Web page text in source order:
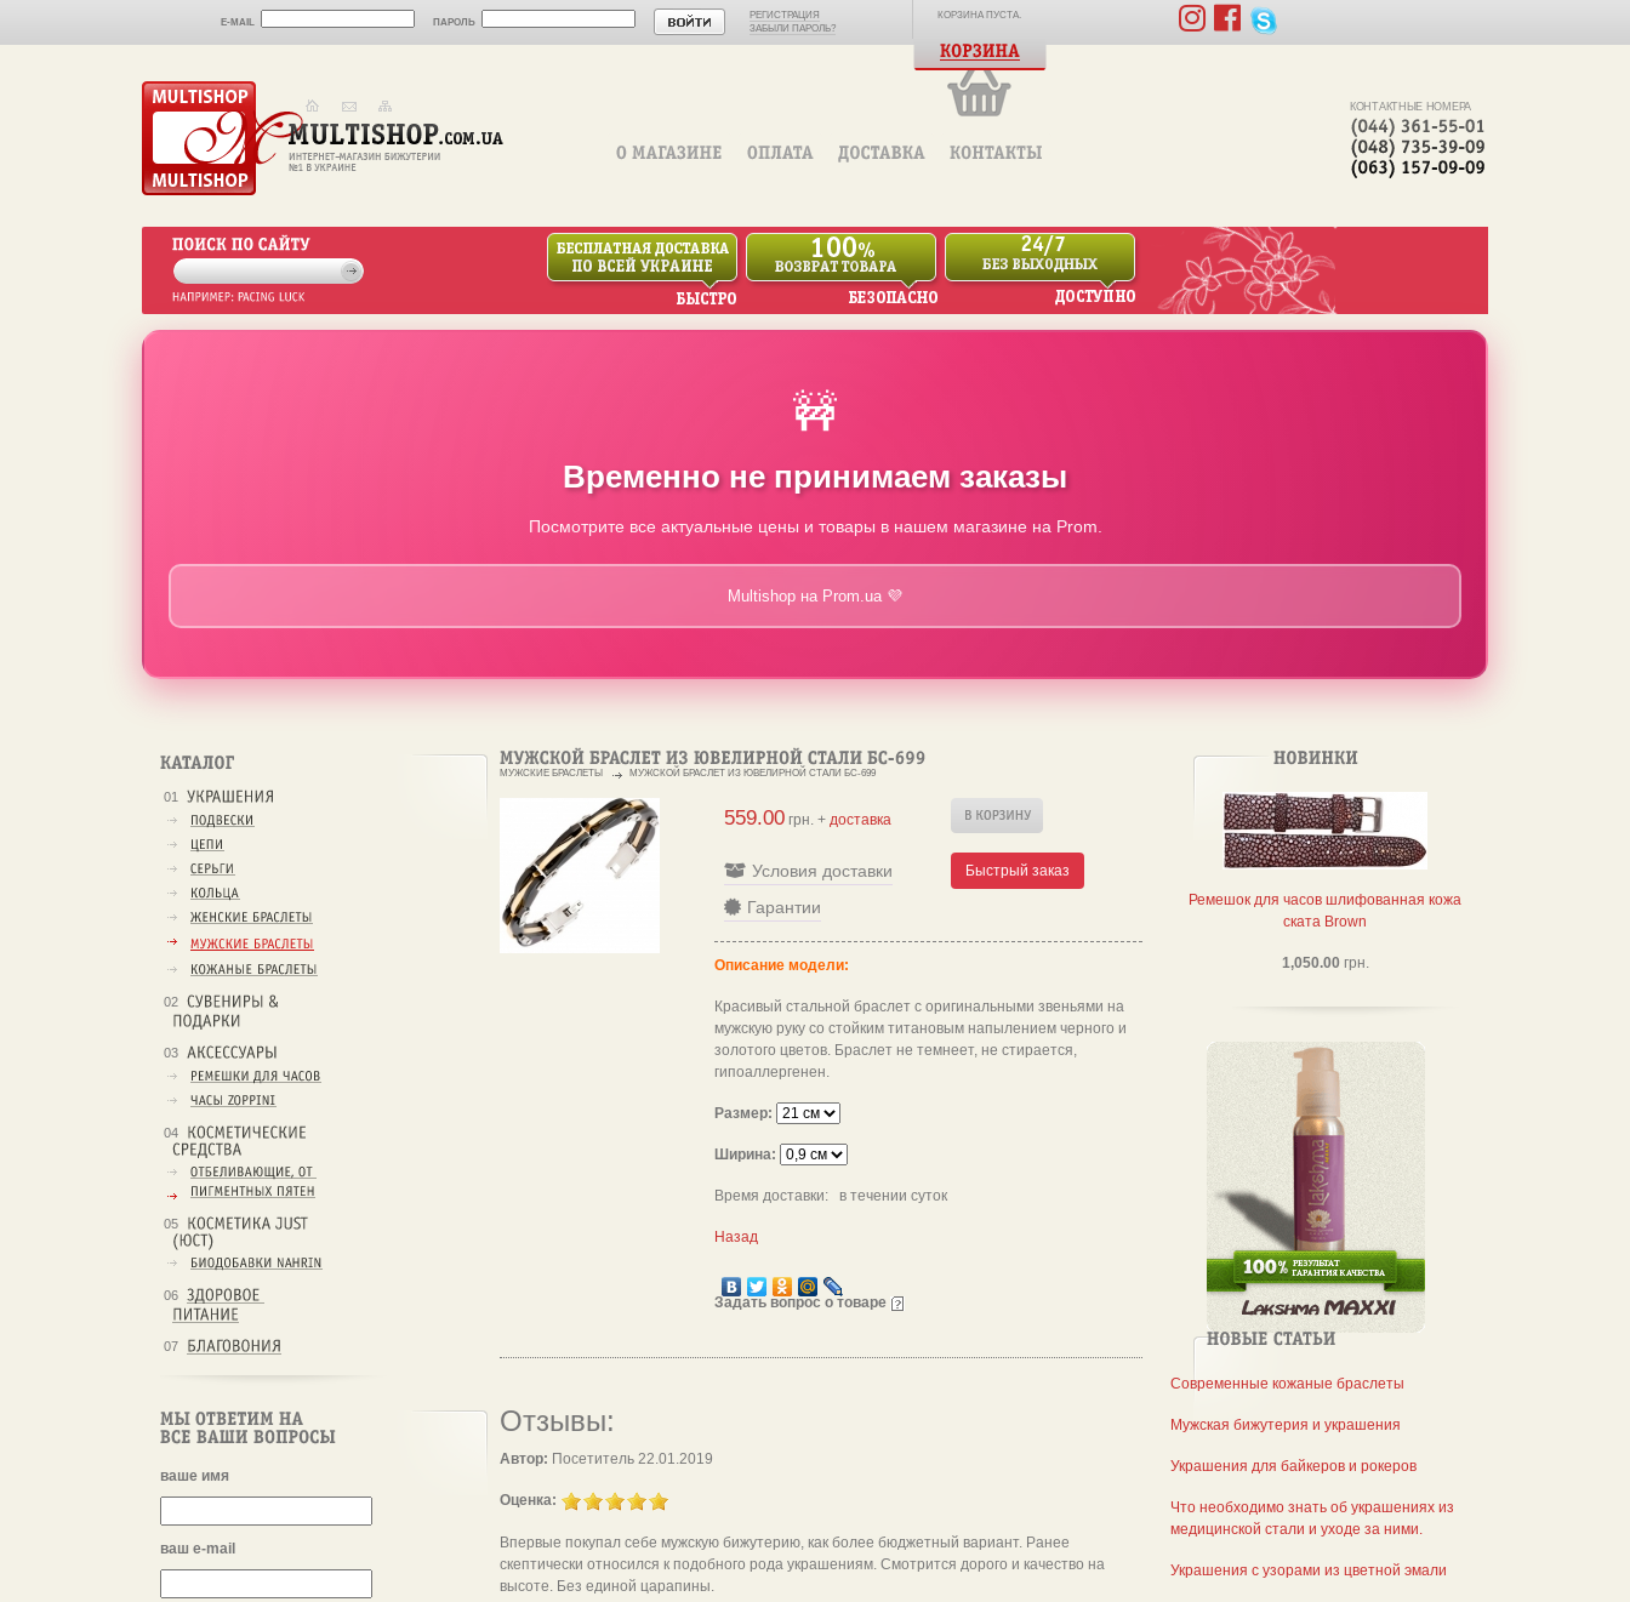
E-MAIL ПАРОЛЬ
РЕГИСТРАЦИЯ
ЗАБЫЛИ ПАРОЛЬ?
КОРЗИНА ПУСТА.
КОНТАКТНЫЕ НОМЕРА
🚧
Временно не принимаем заказы
Посмотрите все актуальные цены и товары в нашем магазине на Prom.
Multishop на Prom.ua 💜
01
02
03
04
05
06
07
ваше имя
ваш e-mail
МУЖСКИЕ БРАСЛЕТЫ МУЖСКОЙ БРАСЛЕТ ИЗ ЮВЕЛИРНОЙ СТАЛИ БС-699
559.00грн. + доставка
Условия доставки
Гарантии
Быстрый заказ
Описание модели:
Красивый стальной браслет с оригинальными звеньями на
мужскую руку со стойким титановым напылением черного и
золотого цветов. Браслет не темнеет, не стирается,
гипоаллергенен.
Размер:
Ширина:
Время доставки: в течении суток
Назад
Задать вопрос о товаре
Отзывы:
Автор: Посетитель 22.01.2019
Оценка:
Впервые покупал себе мужскую бижутерию, как более бюджетный вариант. Ранее
скептически относился к подобного рода украшениям. Смотрится дорого и качество на
высоте. Без единой царапины.
Ремешок для часов шлифованная кожа
ската Brown
1,050.00 грн.
Современные кожаные браслеты
Мужская бижутерия и украшения
Украшения для байкеров и рокеров
Что необходимо знать об украшениях из
медицинской стали и уходе за ними.
Украшения с узорами из цветной эмали